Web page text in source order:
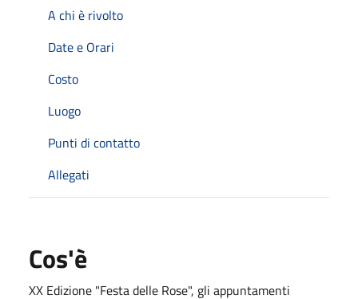
A chi è rivolto
Date e Orari
Costo
Luogo
Punti di contatto
Allegati
Cos'è
XX Edizione "Festa delle Rose", gli appuntamenti